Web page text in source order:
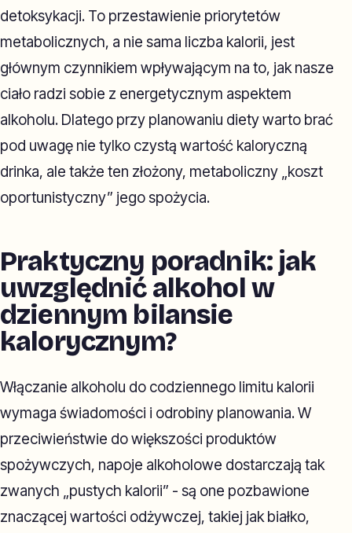
detoksykacji. To przestawienie priorytetów
metabolicznych, a nie sama liczba kalorii, jest
głównym czynnikiem wpływającym na to, jak nasze
ciało radzi sobie z energetycznym aspektem
alkoholu. Dlatego przy planowaniu diety warto brać
pod uwagę nie tylko czystą wartość kaloryczną
drinka, ale także ten złożony, metaboliczny „koszt
oportunistyczny” jego spożycia.
Praktyczny poradnik: jak
uwzględnić alkohol w
dziennym bilansie
kalorycznym?
Włączanie alkoholu do codziennego limitu kalorii
wymaga świadomości i odrobiny planowania. W
przeciwieństwie do większości produktów
spożywczych, napoje alkoholowe dostarczają tak
zwanych „pustych kalorii” - są one pozbawione
znaczącej wartości odżywczej, takiej jak białko,